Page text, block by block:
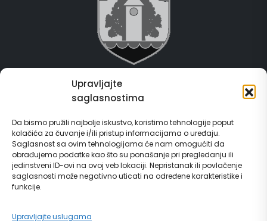
Upravljajte
saglasnostima
Da bismo pružili najbolje iskustvo, koristimo tehnologije poput
kolačića za čuvanje i/ili pristup informacijama o uređaju.
Saglasnost sa ovim tehnologijama će nam omogućiti da
obrađujemo podatke kao što su ponašanje pri pregledanju ili
jedinstveni ID-ovi na ovoj veb lokaciji. Nepristanak ili povlačenje
saglasnosti može negativno uticati na određene karakteristike i
funkcije.
Upravljajte uslugama
Grad Gračanica
E-Matičar
72 sata sistem
Invest in Gračanica